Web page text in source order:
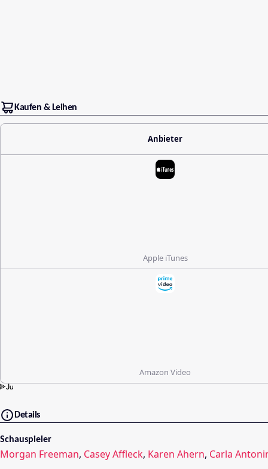
Kaufen & Leihen
Anbieter
Apple iTunes
Amazon Video
Details
Schauspieler
Morgan Freeman, Casey Affleck, Karen Ahern, Carla